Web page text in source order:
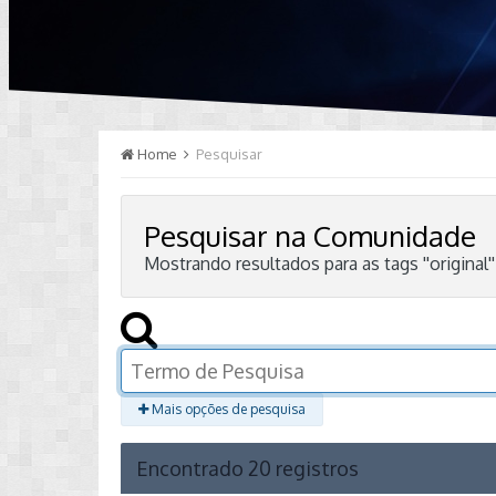
Home Pesquisar
Pesquisar na Comunidade
Mostrando resultados para as tags
Mais opções de pesquisa
Encontrado 20 registros